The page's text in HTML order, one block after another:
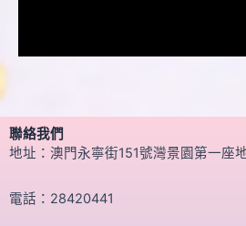
聯絡我們
地址：澳門永寧街151號灣景園第一座
電話：28420441